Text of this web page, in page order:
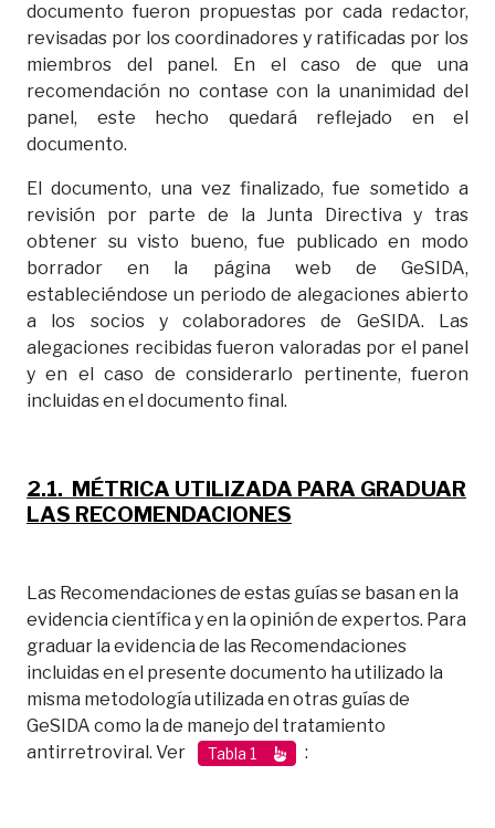
documento fueron propuestas por cada redactor,
revisadas por los coordinadores y ratificadas por los
miembros del panel. En el caso de que una
recomendación no contase con la unanimidad del
panel, este hecho quedará reflejado en el
documento.
El documento, una vez finalizado, fue sometido a
revisión por parte de la Junta Directiva y tras
obtener su visto bueno, fue publicado en modo
borrador en la página web de GeSIDA,
estableciéndose un periodo de alegaciones abierto
a los socios y colaboradores de GeSIDA. Las
alegaciones recibidas fueron valoradas por el panel
y en el caso de considerarlo pertinente, fueron
incluidas en el documento final.
2.1. MÉTRICA UTILIZADA PARA GRADUAR
LAS RECOMENDACIONES
Las Recomendaciones de estas guías se basan en la
evidencia científica y en la opinión de expertos. Para
graduar la evidencia de las Recomendaciones
incluidas en el presente documento ha utilizado la
misma metodología utilizada en otras guías de
GeSIDA como la de manejo del tratamiento
antirretroviral. Ver
Tabla 1 :